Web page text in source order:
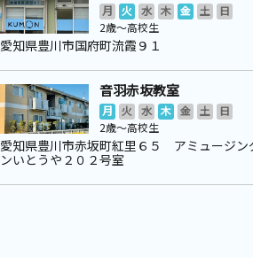
月 火 水 木 金 土
日
2歳～高校生
愛知県豊川市国府町流霞９１
音羽赤坂教室
月 火 水 木 金 土
日
2歳～高校生
愛知県豊川市赤坂町紅里６５ アミュージン
ンいとうや２０２号室